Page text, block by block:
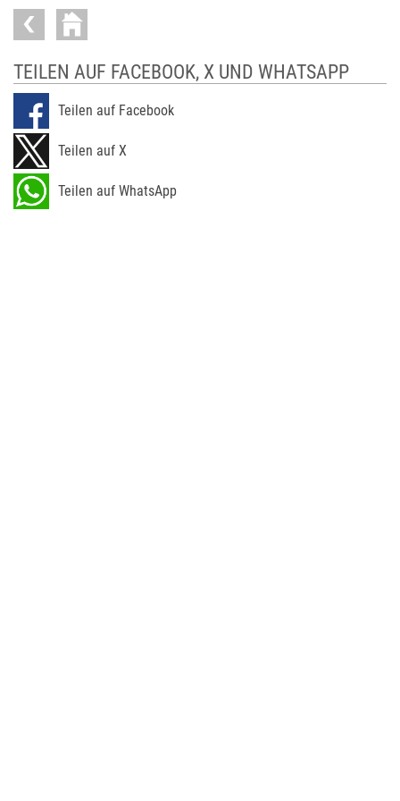
TEILEN AUF FACEBOOK, X UND WHATSAPP
Teilen auf Facebook
Teilen auf X
Teilen auf WhatsApp